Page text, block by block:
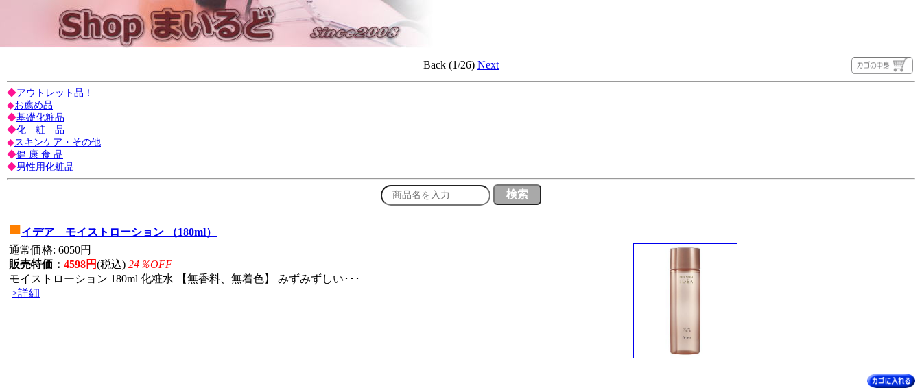
Back (1/26) Next
◆アウトレット品！
◆お薦め品
◆基礎化粧品
◆化 粧 品
◆スキンケア・その他
◆健 康 食 品
◆男性用化粧品
■イデア モイストローション （180ml）
通常価格: 6050円
販売特価： 4598円(税込) 24％OFF
モイストローション 180ml 化粧水 【無香料、無着色】 みずみずしい･･･
>詳細